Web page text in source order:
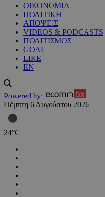
ΟΙΚΟΝΟΜΙΑ
ΠΟΛΙΤΙΚΗ
ΑΠΟΨΕΙΣ
VIDEOS & PODCASTS
ΠΟΛΙΤΙΣΜΟΣ
GOAL
LIKE
EN
Powered by:
Πέμπτη 6 Αυγούστου 2026
24°C